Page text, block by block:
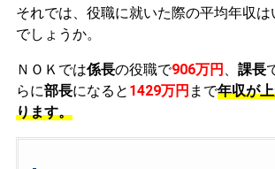
それでは、役職に就いた際の平均年収
でしょうか。
ＮＯＫでは係長の役職で906万円 課長
らに部長になると 1429万円 まで年収が
ります。